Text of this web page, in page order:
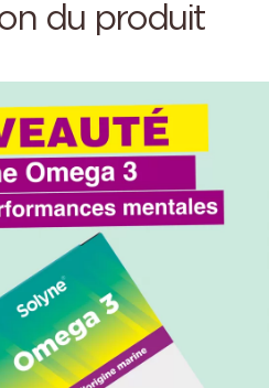
du produit